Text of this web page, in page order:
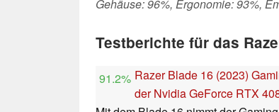
Gehäuse: 96%, Ergonomie: 93%,
Testberichte für das
91.2% Razer Blade 16 (2023)
der Nvidia GeForce RTX